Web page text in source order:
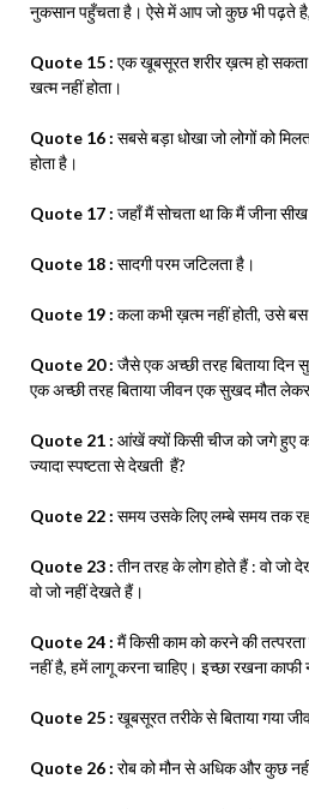
नुकसान पहुँचता है। ऐसे में आप जो कुछ भी पढ़ते
Quote 15 : एक खूबसूरत शरीर ख़त्म हो
खत्म नहीं होता।
Quote 16 : सबसे बड़ा धोखा जो लोगों को
होता है।
Quote 17 : जहाँ मैं सोचता था कि मैं जीना
Quote 18 : सादगी परम जटिलता है।
Quote 19 : कला कभी ख़त्म नहीं होती, उसे बस
Quote 20 : जैसे एक अच्छी तरह बिताया
एक अच्छी तरह बिताया जीवन एक सुखद मौत
Quote 21 : आंखें क्यों किसी चीज को जगे हुए
ज्यादा स्पष्टता से देखती हैं?
Quote 22 : समय उसके लिए लम्बे समय तक
Quote 23 : तीन तरह के लोग होते हैं : वो जो
वो जो नहीं देखते हैं।
Quote 24 : मैं किसी काम को करने की तत्परता
नहीं है, हमें लागू करना चाहिए। इच्छा रखना काफी
Quote 25 : खूबसूरत तरीके से बिताया गया
Quote 26 : रोब को मौन से अधिक और कुछ